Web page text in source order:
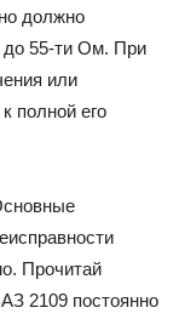
должно
до 55-ти Ом. При
или
полной его
Прочитай
2109 постоянно